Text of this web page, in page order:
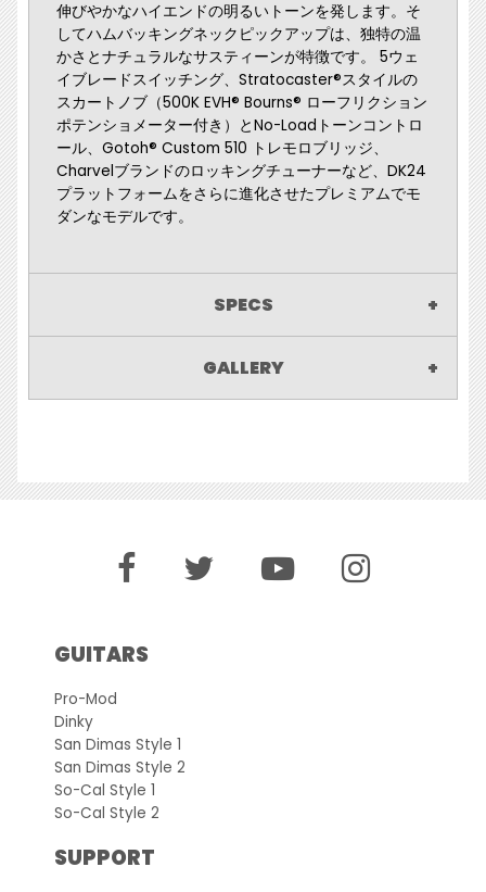
伸びやかなハイエンドの明るいトーンを発します。そ
してハムバッキングネックピックアップは、独特の温
かさとナチュラルなサスティーンが特徴です。 5ウェ
イブレードスイッチング、Stratocaster®スタイルの
スカートノブ（500K EVH® Bourns® ローフリクション
ポテンショメーター付き）とNo-Loadトーンコントロ
ール、Gotoh® Custom 510 トレモロブリッジ、
Charvelブランドのロッキングチューナーなど、DK24
プラットフォームをさらに進化させたプレミアムでモ
ダンなモデルです。
SPECS
GALLERY
GUITARS
Pro-Mod
Dinky
San Dimas Style 1
San Dimas Style 2
So-Cal Style 1
So-Cal Style 2
SUPPORT